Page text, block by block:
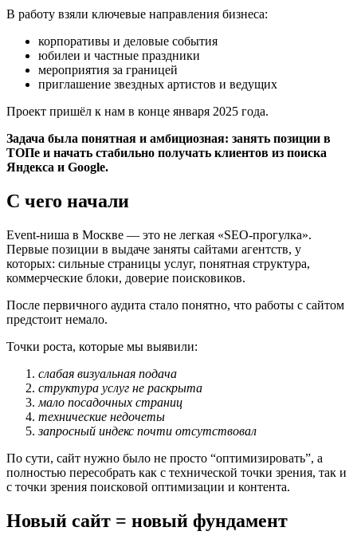
В работу взяли ключевые направления бизнеса:
корпоративы и деловые события
юбилеи и частные праздники
мероприятия за границей
приглашение звездных артистов и ведущих
Проект пришёл к нам в конце января 2025 года.
Задача была понятная и амбициозная: занять позиции в
ТОПе и начать стабильно получать клиентов из поиска
Яндекса и Google.
С чего начали
Event-ниша в Москве — это не легкая «SEO-прогулка».
Первые позиции в выдаче заняты сайтами агентств, у
которых: сильные страницы услуг, понятная структура,
коммерческие блоки, доверие поисковиков.
После первичного аудита стало понятно, что работы с сайтом
предстоит немало.
Точки роста, которые мы выявили:
слабая визуальная подача
структура услуг не раскрыта
мало посадочных страниц
технические недочеты
запросный индекс почти отсутствовал
По сути, сайт нужно было не просто “оптимизировать”, а
полностью пересобрать как с технической точки зрения, так и
с точки зрения поисковой оптимизации и контента.
Новый сайт = новый фундамент